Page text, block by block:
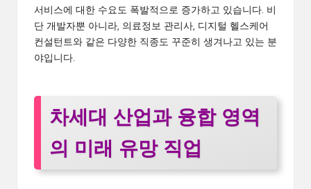
서비스에 대한 수요도 폭발적으로 증가하고 있습니다. 비
단 개발자뿐 아니라, 의료정보 관리사, 디지털 헬스케어
컨설턴트와 같은 다양한 직종도 꾸준히 생겨나고 있는 분
야입니다.
차세대 산업과 융합 영역
의 미래 유망 직업